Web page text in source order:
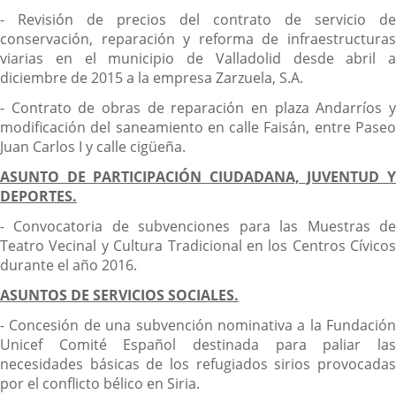
- Revisión de precios del contrato de servicio de
conservación, reparación y reforma de infraestructuras
viarias en el municipio de Valladolid desde abril a
diciembre de 2015 a la empresa Zarzuela, S.A.
- Contrato de obras de reparación en plaza Andarríos y
modificación del saneamiento en calle Faisán, entre Paseo
Juan Carlos I y calle cigüeña.
ASUNTO DE PARTICIPACIÓN CIUDADANA, JUVENTUD Y
DEPORTES.
- Convocatoria de subvenciones para las Muestras de
Teatro Vecinal y Cultura Tradicional en los Centros Cívicos
durante el año 2016.
ASUNTOS DE SERVICIOS SOCIALES.
- Concesión de una subvención nominativa a la Fundación
Unicef Comité Español destinada para paliar las
necesidades básicas de los refugiados sirios provocadas
por el conflicto bélico en Siria.